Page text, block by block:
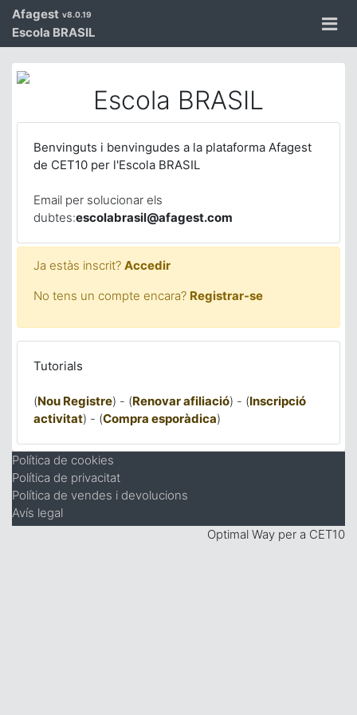
Afagest v8.0.19
Escola BRASIL
Escola BRASIL
Benvinguts i benvingudes a la plataforma Afagest
de CET10 per l'Escola BRASIL
Email per solucionar els
dubtes:escolabrasil@afagest.com
Ja estàs inscrit? Accedir
No tens un compte encara? Registrar-se
Tutorials
(Nou Registre) - (Renovar afiliació) - (Inscripció
activitat) - (Compra esporàdica)
Política de cookies
Política de privacitat
Política de vendes i devolucions
Avís legal
Optimal Way per a CET10